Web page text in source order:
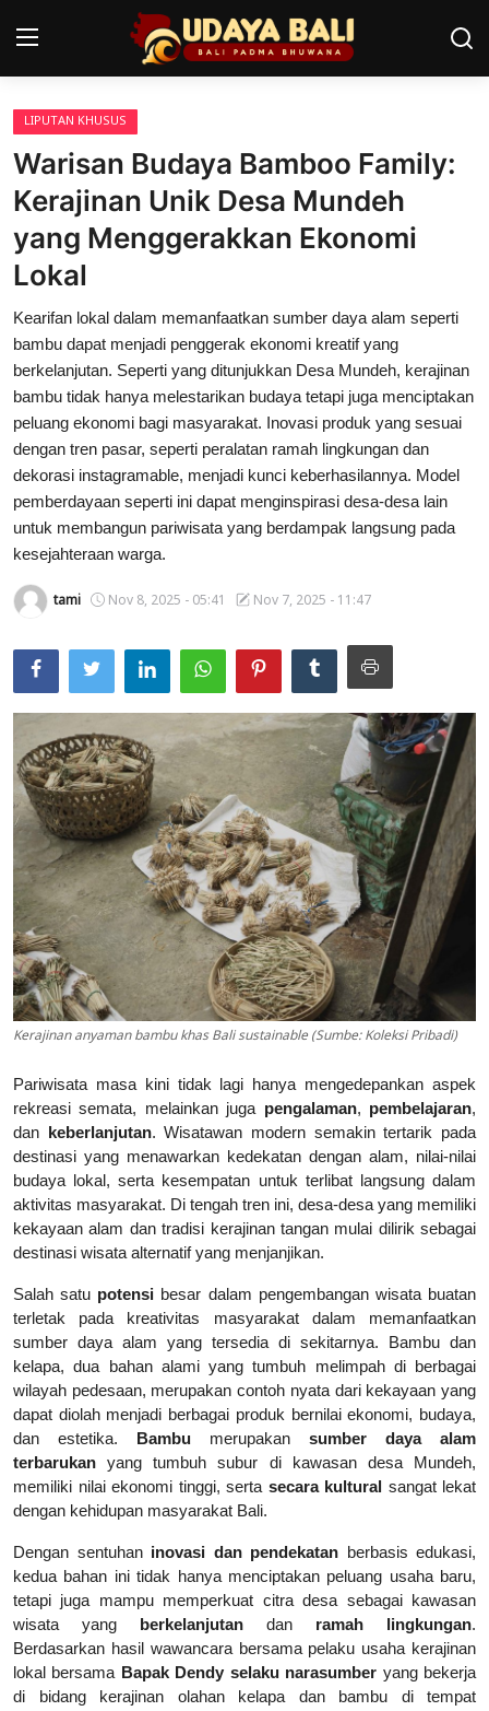
Home
Pura
Desa Adat
Tradisi
Alam Bali
Seni
Kisah
Usadha
LIPUTAN KHUSUS
Warisan Budaya Bamboo Family:
Kerajinan Unik Desa Mundeh
yang Menggerakkan Ekonomi
Lokal
Kearifan lokal dalam memanfaatkan sumber daya alam seperti
bambu dapat menjadi penggerak ekonomi kreatif yang
berkelanjutan. Seperti yang ditunjukkan Desa Mundeh, kerajinan
bambu tidak hanya melestarikan budaya tetapi juga menciptakan
peluang ekonomi bagi masyarakat. Inovasi produk yang sesuai
dengan tren pasar, seperti peralatan ramah lingkungan dan
dekorasi instagramable, menjadi kunci keberhasilannya. Model
pemberdayaan seperti ini dapat menginspirasi desa-desa lain
untuk membangun pariwisata yang berdampak langsung pada
kesejahteraan warga.
tami Nov 8, 2025 - 05:41 Nov 7, 2025 - 11:47
Kerajinan anyaman bambu khas Bali sustainable (Sumbe: Koleksi Pribadi)
Pariwisata masa kini tidak lagi hanya mengedepankan aspek
rekreasi semata, melainkan juga pengalaman, pembelajaran,
dan keberlanjutan. Wisatawan modern semakin tertarik pada
destinasi yang menawarkan kedekatan dengan alam, nilai-nilai
budaya lokal, serta kesempatan untuk terlibat langsung dalam
aktivitas masyarakat. Di tengah tren ini, desa-desa yang memiliki
kekayaan alam dan tradisi kerajinan tangan mulai dilirik sebagai
destinasi wisata alternatif yang menjanjikan.
Salah satu potensi besar dalam pengembangan wisata buatan
terletak pada kreativitas masyarakat dalam memanfaatkan
sumber daya alam yang tersedia di sekitarnya. Bambu dan
kelapa, dua bahan alami yang tumbuh melimpah di berbagai
wilayah pedesaan, merupakan contoh nyata dari kekayaan yang
dapat diolah menjadi berbagai produk bernilai ekonomi, budaya,
dan estetika. Bambu merupakan sumber daya alam
terbarukan yang tumbuh subur di kawasan desa Mundeh,
memiliki nilai ekonomi tinggi, serta secara kultural sangat lekat
dengan kehidupan masyarakat Bali.
Dengan sentuhan inovasi dan pendekatan berbasis edukasi,
kedua bahan ini tidak hanya menciptakan peluang usaha baru,
tetapi juga mampu memperkuat citra desa sebagai kawasan
wisata yang berkelanjutan dan ramah lingkungan.
Berdasarkan hasil wawancara bersama pelaku usaha kerajinan
lokal bersama Bapak Dendy selaku narasumber yang bekerja
di bidang kerajinan olahan kelapa dan bambu di tempat